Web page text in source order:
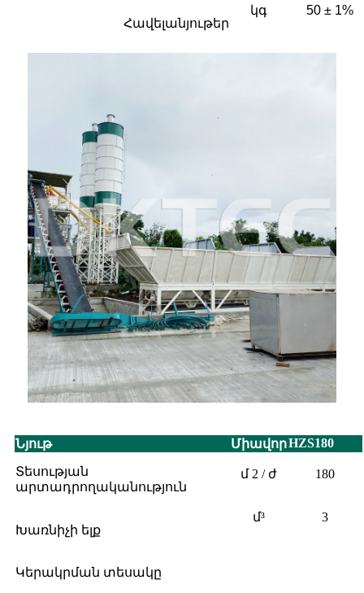
Հավելանյութեր
կգ 50 ± 1%
Նյութ ՄիավորHZS180
Տեսության
արտադրողականություն
մ 2 / ժ 180
Խառնիչի ելք
մ³ 3
Կերակրման տեսակը